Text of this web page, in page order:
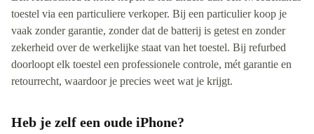
toestel via een particuliere verkoper. Bij een particulier koop je
vaak zonder garantie, zonder dat de batterij is getest en zonder
zekerheid over de werkelijke staat van het toestel. Bij refurbed
doorloopt elk toestel een professionele controle, mét garantie en
retourrecht, waardoor je precies weet wat je krijgt.
Heb je zelf een oude iPhone?